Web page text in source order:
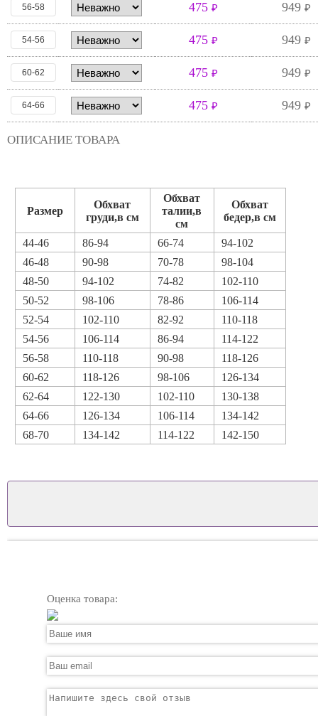
56-58 475 ₽ 949 ₽
54-56 475 ₽ 949 ₽
60-62 475 ₽ 949 ₽
64-66 475 ₽ 949 ₽
ОПИСАНИЕ ТОВАРА
Размер
Обхват
груди,в см
Обхват
талии,в
см
Обхват
бедер,в см
44-46 86-94 66-74
94-102
46-48
90-98 70-78
98-104
48-50
94-102 74-82
102-110
50-52
98-106 78-86
106-114
52-54
102-110 82-92
110-118
54-56
106-114 86-94
114-122
56-58
110-118 90-98
118-126
60-62
118-126 98-106
126-134
62-64
122-130 102-110
130-138
64-66
126-134 106-114
134-142
68-70
134-142 114-122 142-150
Оценка товара: